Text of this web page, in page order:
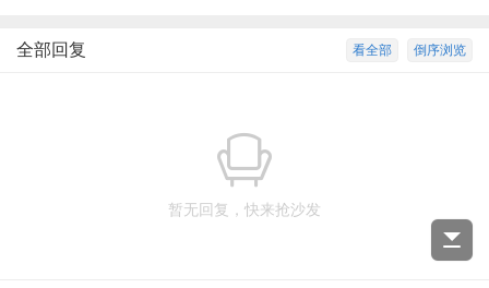
倒序浏览
看全部
全部回复
暂无回复，快来抢沙发